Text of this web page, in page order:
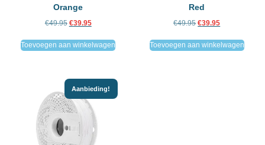
Orange
€49.95 €39.95
Toevoegen aan winkelwagen
Red
€49.95 €39.95
Toevoegen aan winkelwagen
Aanbieding!